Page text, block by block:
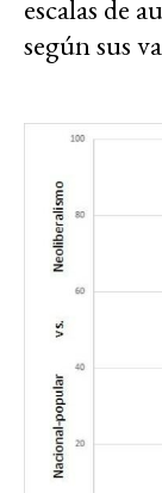
escalas de
según sus